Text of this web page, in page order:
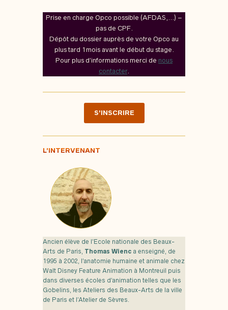
Prise en charge Opco possible (AFDAS,…) –
pas de CPF.
Dépôt du dossier auprès de votre Opco au
plus tard 1mois avant le début du stage.
Pour plus d’informations merci de nous
contacter.
S’INSCRIRE
L’INTERVENANT
Ancien élève de l’Ecole nationale des Beaux-
Arts de Paris, Thomas Wienc a enseigné, de
1995 à 2002, l’anatomie humaine et animale chez
Walt Disney Feature Animation à Montreuil puis
dans diverses écoles d’animation telles que les
Gobelins, les Ateliers des Beaux-Arts de la ville
de Paris et l’Atelier de Sèvres.